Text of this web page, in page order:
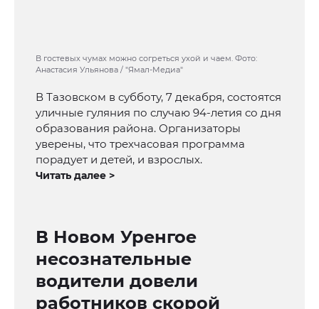
В гостевых чумах можно согреться ухой и чаем. Фото:
Анастасия Ульянова / "Ямал-Медиа"
В Тазовском в субботу, 7 декабря, состоятся
уличные гуляния по случаю 94-летия со дня
образования района. Организаторы
уверены, что трехчасовая программа
порадует и детей, и взрослых.
Читать далее >
В Новом Уренгое
несознательные
водители довели
работников скорой